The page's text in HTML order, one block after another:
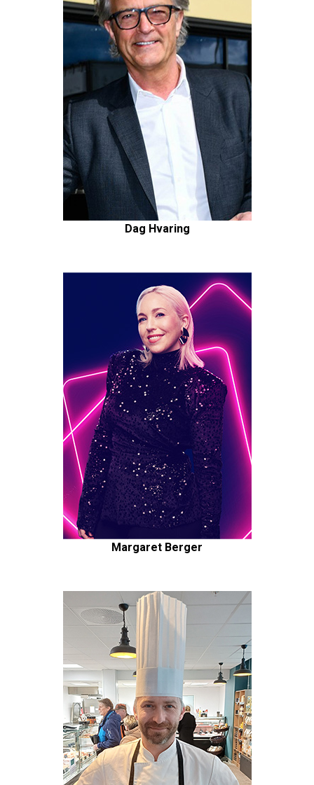
Dag Hvaring
Margaret Berger